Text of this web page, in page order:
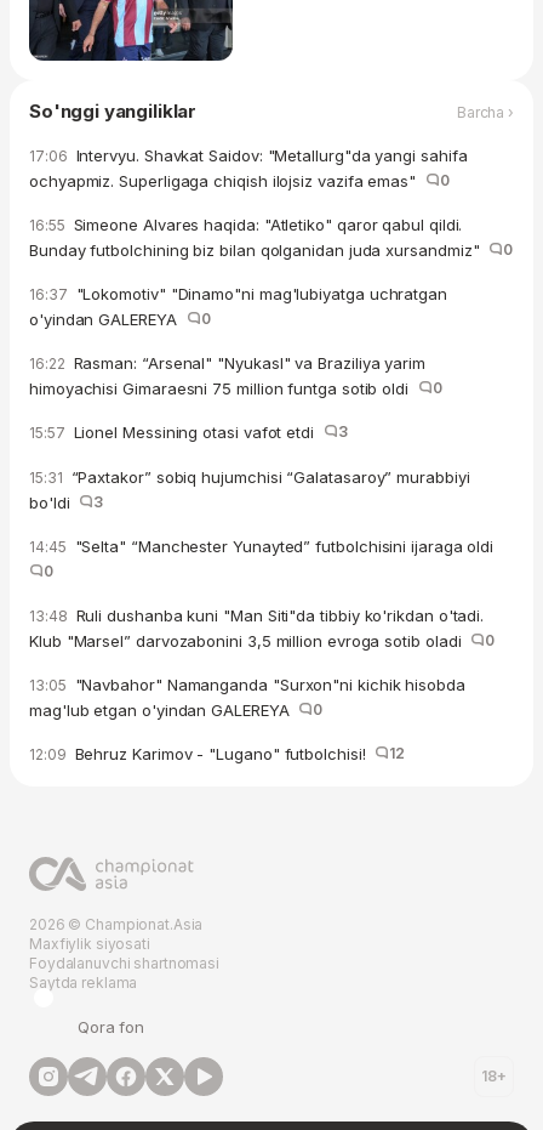
So'nggi yangiliklar Barcha ›
17:06 Intervyu. Shavkat Saidov: "Metallurg"da yangi sahifa
ochyapmiz. Superligaga chiqish ilojsiz vazifa emas"
0
16:55 Simeone Alvares haqida: "Atletiko" qaror qabul qildi.
Bunday futbolchining biz bilan qolganidan juda xursandmiz"
0
16:37 "Lokomotiv" "Dinamo"ni mag'lubiyatga uchratgan
o'yindan GALEREYA
0
16:22 Rasman: “Arsenal" "Nyukasl" va Braziliya yarim
himoyachisi Gimaraesni 75 million funtga sotib oldi
0
15:57 Lionel Messining otasi vafot etdi 3
15:31 “Paxtakor” sobiq hujumchisi “Galatasaroy” murabbiyi
bo'ldi
3
14:45 "Selta" “Manchester Yunayted” futbolchisini ijaraga oldi
0
13:48 Ruli dushanba kuni "Man Siti"da tibbiy ko'rikdan o'tadi.
Klub "Marsel” darvozabonini 3,5 million evroga sotib oladi
0
13:05 "Navbahor" Namanganda "Surxon"ni kichik hisobda
mag'lub etgan o'yindan GALEREYA
0
12:09 Behruz Karimov - "Lugano" futbolchisi! 12
2026 © Championat.Asia
Maxfiylik siyosati
Foydalanuvchi shartnomasi
Saytda reklama
Qora fon
18+